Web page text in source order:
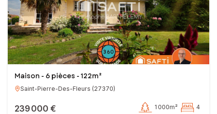
Maison - 6 pièces - 122m²
Saint-Pierre-Des-Fleurs (27370)
239 000 € 1 000m² 4